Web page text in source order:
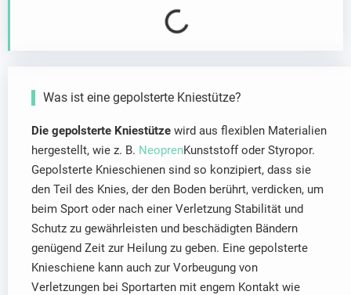
Was ist eine gepolsterte Kniestütze?
Die gepolsterte Kniestütze wird aus flexiblen Materialien
hergestellt, wie z. B. NeoprenKunststoff oder Styropor.
Gepolsterte Knieschienen sind so konzipiert, dass sie
den Teil des Knies, der den Boden berührt, verdicken, um
beim Sport oder nach einer Verletzung Stabilität und
Schutz zu gewährleisten und beschädigten Bändern
genügend Zeit zur Heilung zu geben. Eine gepolsterte
Knieschiene kann auch zur Vorbeugung von
Verletzungen bei Sportarten mit engem Kontakt wie